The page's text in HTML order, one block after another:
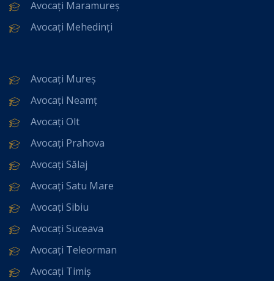
Avocați Maramureș
Avocați Mehedinți
Avocați Mureș
Avocați Neamț
Avocați Olt
Avocați Prahova
Avocați Sălaj
Avocați Satu Mare
Avocați Sibiu
Avocați Suceava
Avocați Teleorman
Avocați Timiș